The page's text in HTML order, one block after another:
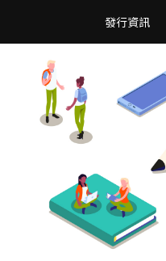
主
發行資訊